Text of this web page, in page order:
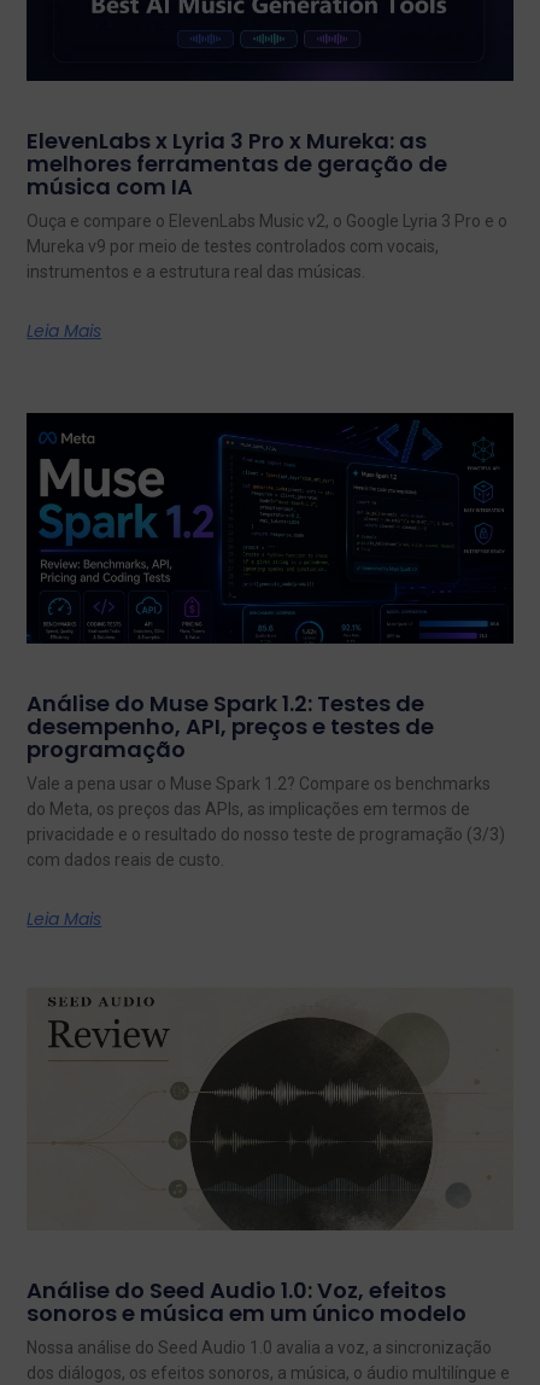
ElevenLabs x Lyria 3 Pro x Mureka: as
melhores ferramentas de geração de
música com IA
Ouça e compare o ElevenLabs Music v2, o Google Lyria 3 Pro e o
Mureka v9 por meio de testes controlados com vocais,
instrumentos e a estrutura real das músicas.
Leia Mais
Análise do Muse Spark 1.2: Testes de
desempenho, API, preços e testes de
programação
Vale a pena usar o Muse Spark 1.2? Compare os benchmarks
do Meta, os preços das APIs, as implicações em termos de
privacidade e o resultado do nosso teste de programação (3/3)
com dados reais de custo.
Leia Mais
Análise do Seed Audio 1.0: Voz, efeitos
sonoros e música em um único modelo
Nossa análise do Seed Audio 1.0 avalia a voz, a sincronização
dos diálogos, os efeitos sonoros, a música, o áudio multilíngue e